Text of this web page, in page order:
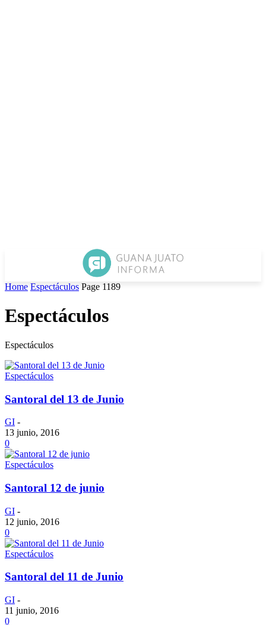
Home Espectáculos Page 1189
Espectáculos
Espectáculos
Espectáculos
Santoral del 13 de Junio
GI -
13 junio, 2016
0
Espectáculos
Santoral 12 de junio
GI -
12 junio, 2016
0
Espectáculos
Santoral del 11 de Junio
GI -
11 junio, 2016
0